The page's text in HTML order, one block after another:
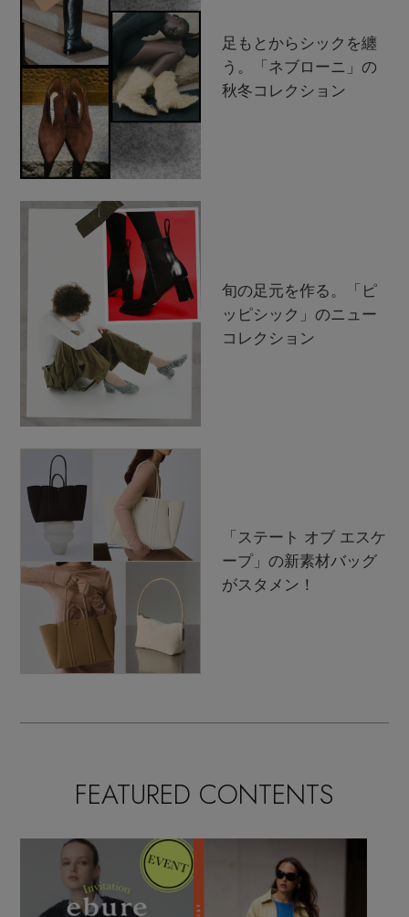
足もとからシックを纏
う。「ネブローニ」の
秋冬コレクション
旬の足元を作る。「ピ
ッピシック」のニュー
コレクション
「ステート オブ エスケ
ープ」の新素材バッグ
がスタメン！
FEATURED CONTENTS